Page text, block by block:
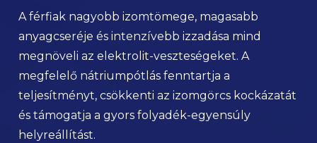
A férfiak nagyobb izomtömege, magasabb
anyagcseréje és intenzívebb izzadása mind
megnöveli az elektrolit-veszteségeket. A
megfelelő nátriumpótlás fenntartja a
teljesítményt, csökkenti az izomgörcs kockázatát
és támogatja a gyors folyadék-egyensúly
helyreállítást.